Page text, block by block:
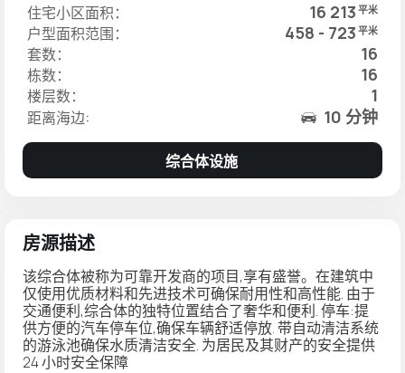
房源描述
该综合体被称为可靠开发商的项目,享有盛誉。在建筑中
仅使用优质材料和先进技术可确保耐用性和高性能. 由于
交通便利,综合体的独特位置结合了奢华和便利. 停车:提
供方便的汽车停车位,确保车辆舒适停放. 带自动清洁系统
的游泳池确保水质清洁安全. 为居民及其财产的安全提供
24 小时安全保障
住宅小区面积： 16 213 平米
户型面积范围： 458 - 723 平米
套数： 16
栋数： 16
楼层数： 1
距离海边: 10 分钟
综合体设施